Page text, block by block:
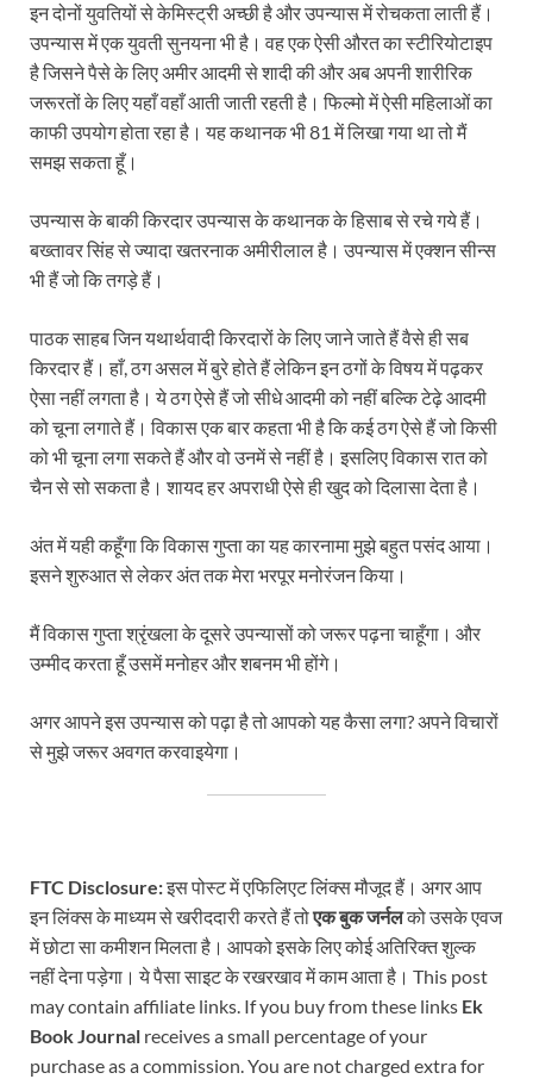
इन दोनों युवतियों से केमिस्ट्री अच्छी है और उपन्यास में रोचकता लाती हैं।
उपन्यास में एक युवती सुनयना भी है। वह एक ऐसी औरत का स्टीरियोटाइप
है जिसने पैसे के लिए अमीर आदमी से शादी की और अब अपनी शारीरिक
जरूरतों के लिए यहाँ वहाँ आती जाती रहती है। फिल्मो में ऐसी महिलाओं का
काफी उपयोग होता रहा है। यह कथानक भी 81 में लिखा गया था तो मैं
समझ सकता हूँ।
उपन्यास के बाकी किरदार उपन्यास के कथानक के हिसाब से रचे गये हैं।
बख्तावर सिंह से ज्यादा खतरनाक अमीरीलाल है। उपन्यास में एक्शन सीन्स
भी हैं जो कि तगड़े हैं।
पाठक साहब जिन यथार्थवादी किरदारों के लिए जाने जाते हैं वैसे ही सब
किरदार हैं। हाँ, ठग असल में बुरे होते हैं लेकिन इन ठगों के विषय में पढ़कर
ऐसा नहीं लगता है। ये ठग ऐसे हैं जो सीधे आदमी को नहीं बल्कि टेढ़े आदमी
को चूना लगाते हैं। विकास एक बार कहता भी है कि कई ठग ऐसे हैं जो किसी
को भी चूना लगा सकते हैं और वो उनमें से नहीं है। इसलिए विकास रात को
चैन से सो सकता है। शायद हर अपराधी ऐसे ही खुद को दिलासा देता है।
अंत में यही कहूँगा कि विकास गुप्ता का यह कारनामा मुझे बहुत पसंद आया।
इसने शुरुआत से लेकर अंत तक मेरा भरपूर मनोरंजन किया।
मैं विकास गुप्ता श्रृंखला के दूसरे उपन्यासों को जरूर पढ़ना चाहूँगा। और
उम्मीद करता हूँ उसमें मनोहर और शबनम भी होंगे।
अगर आपने इस उपन्यास को पढ़ा है तो आपको यह कैसा लगा? अपने विचारों
से मुझे जरूर अवगत करवाइयेगा।
FTC Disclosure:इस पोस्ट में एफिलिएट लिंक्स मौजूद हैं। अगर आप
इन लिंक्स के माध्यम से खरीददारी करते हैं तोएक बुक जर्नलको उसके एवज
में छोटा सा कमीशन मिलता है। आपको इसके लिए कोई अतिरिक्त शुल्क
नहीं देना पड़ेगा। ये पैसा साइट के रखरखाव में काम आता है। This post
may contain affiliate links. If you buy from these links Ek
Book Journal receives a small percentage of your
purchase as a commission. You are not charged extra for